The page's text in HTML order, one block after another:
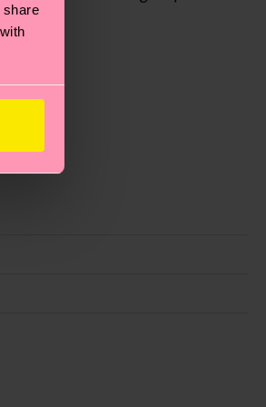
share
y un montón de cosas